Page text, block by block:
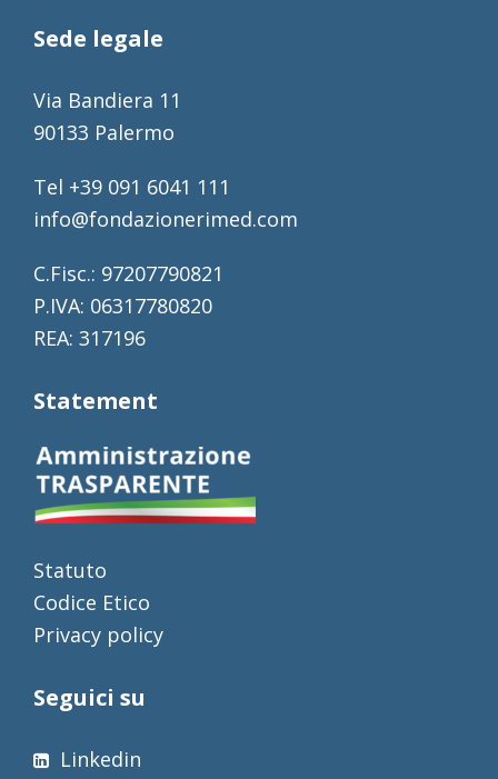
Sede legale
Via Bandiera 11
90133 Palermo
Tel +39 091 6041 111
info@fondazionerimed.com
C.Fisc.: 97207790821
P.IVA: 06317780820
REA: 317196
Statement
Statuto
Codice Etico
Privacy policy
Seguici su
Linkedin